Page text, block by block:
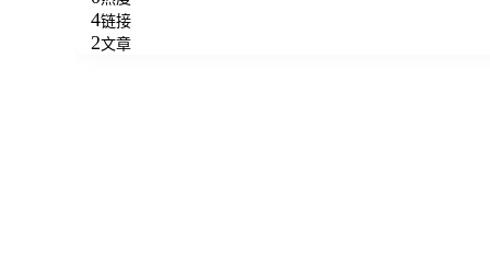
4链接
2文章